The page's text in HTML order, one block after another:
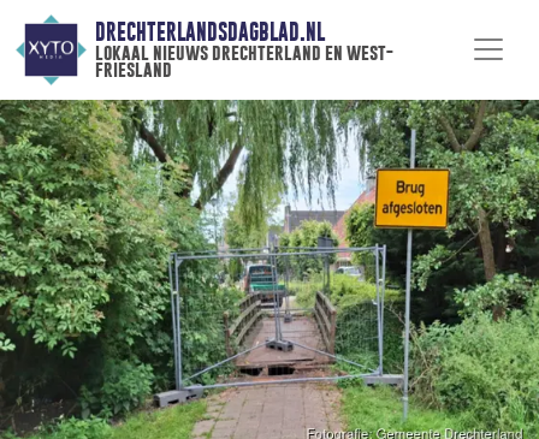
DRECHTERLANDSDAGBLAD.NL
lokaal nieuws drechterland en west-
friesland